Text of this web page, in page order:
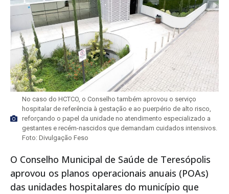
No caso do HCTCO, o Conselho também aprovou o serviço
hospitalar de referência à gestação e ao puerpério de alto risco,
reforçando o papel da unidade no atendimento especializado a
gestantes e recém-nascidos que demandam cuidados intensivos.
Foto: Divulgação Feso
O Conselho Municipal de Saúde de Teresópolis
aprovou os planos operacionais anuais (POAs)
das unidades hospitalares do município que